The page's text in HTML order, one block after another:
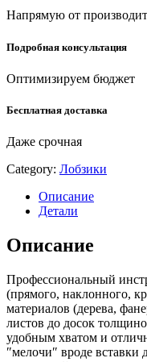
Напрямую от
Подробная консультация
Оптимизируем бюджет
Бесплатная доставка
Даже срочная
Category: Лобзики
Описание
Детали
Описание
Профессиональный
(прямого, наклонного,
материалов (дерева,
листов до досок
удобным хватом и
″мелочи″ вроде вставки